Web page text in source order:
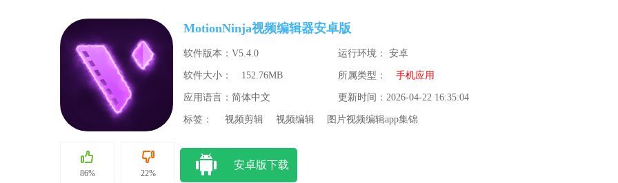
86% 22%
MotionNinja视频编辑器安卓版
软件版本：V5.4.0 运行环境： 安卓
软件大小： 152.76MB 所属类型： 手机应用
应用语言：简体中文 更新时间：2026-04-22 16:35:04
标签： 视频剪辑 视频编辑 图片视频编辑app集锦
安卓版下载